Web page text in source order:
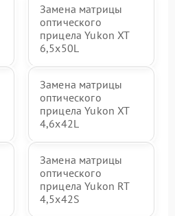
Замена матрицы
оптического
прицела Yukon XT
6,5x50L
Замена матрицы
оптического
прицела Yukon XT
4,6x42L
Замена матрицы
оптического
прицела Yukon RT
4,5х42S